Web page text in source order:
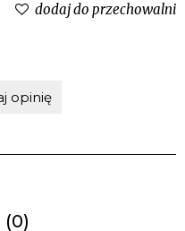
dodaj do przechowalni
opinię
(0)